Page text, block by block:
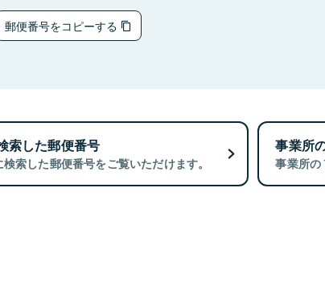
郵便番号をコピーする
索した郵便番号
索した郵便番号をご覧いただけます。
事業所
事業所の